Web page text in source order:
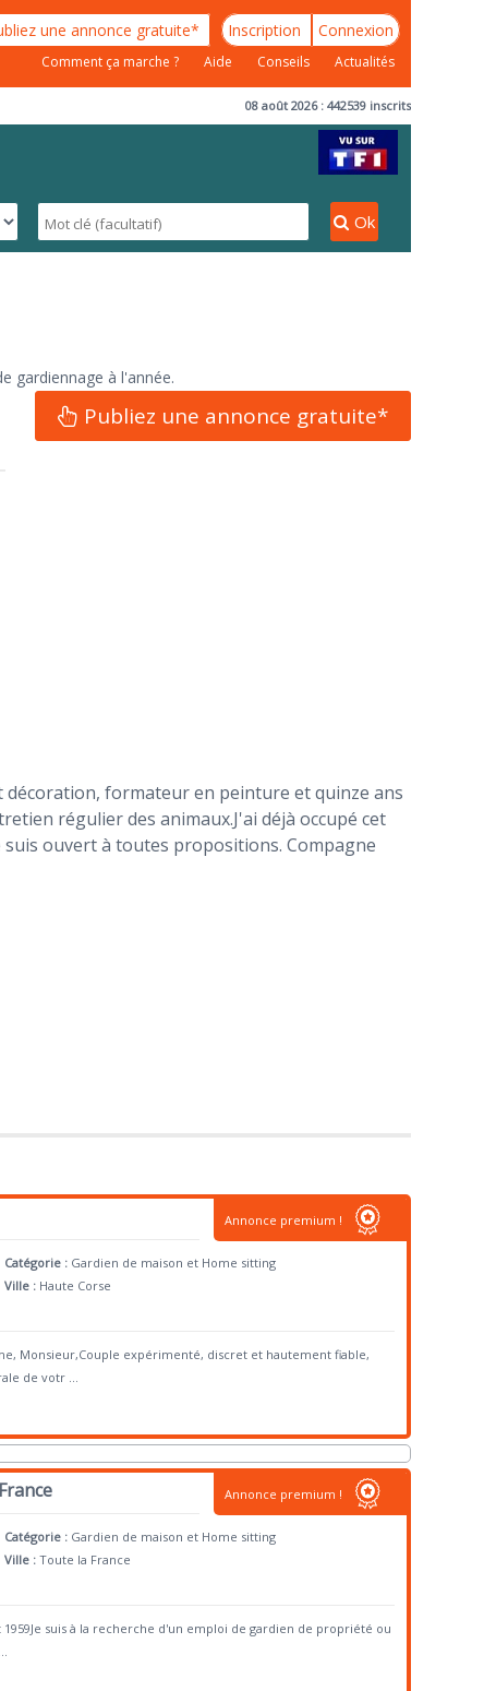
une annonce gratuite* Inscription Connexion
Comment ça marche ? Aide Conseils Actualités
08 août 2026 : 442539 inscrits
Ok
gardiennage à l'année.
Publiez une annonce gratuite*
formateur en peinture et quinze ans
régulier des animaux.J'ai déjà occupé cet
suis ouvert à toutes propositions. Compagne
Catégorie : Gardien de maison et Home sitting
Ville : Haute Corse
Monsieur,Couple expérimenté, discret et hautement fiable,
de votr
Annonce premium !
Catégorie : Gardien de maison et Home sitting
Ville :Toute la France
suis à la recherche d'un emploi de gardien de propriété ou
Annonce premium !